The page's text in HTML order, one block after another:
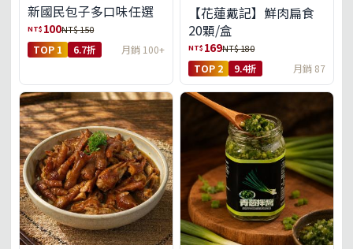
新國民包子多口味任選
NT$ 100NT$ 150
TOP 1 6.7折 月銷 100+
【花蓮戴記】鮮肉扁食
20顆/盒
NT$ 169NT$ 180
TOP 2 9.4折 月銷 87